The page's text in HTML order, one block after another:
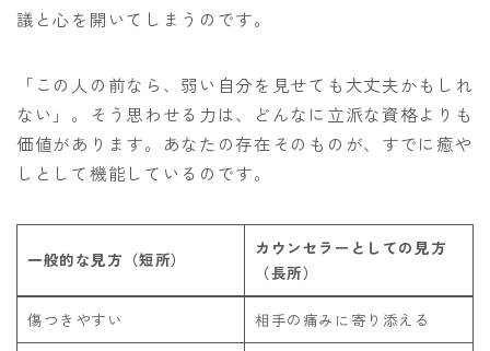
議と心を開いてしまうのです。
「この人の前なら、弱い自分を見せても大丈夫かもしれ
ない」。そう思わせる力は、どんなに立派な資格よりも
価値があります。あなたの存在そのものが、すでに癒や
しとして機能しているのです。
一般的な見方（短所）
カウンセラーとしての見方
（長所）
傷つきやすい 相手の痛みに寄り添える